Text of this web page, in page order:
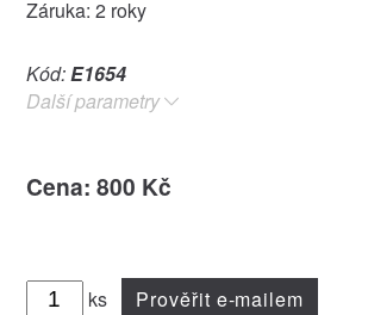
Záruka: 2 roky
Kód:E1654
Další parametry
Cena: 800 Kč
ks Prověřit e-mailem